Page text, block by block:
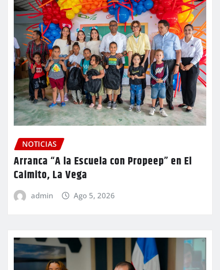
NOTICIAS
Arranca “A la Escuela con Propeep” en El
Caimito, La Vega
admin Ago 5, 2026